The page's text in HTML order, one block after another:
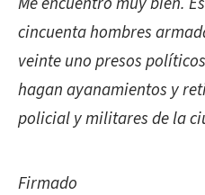
cincuenta hombres
veinte uno presos
hagan ayanamientos y
policial y militares de la
Firmado